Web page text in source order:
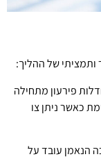
של ההליך:
פירעון מתחילה
כאשר ניתן צו
הנאמן עובד על